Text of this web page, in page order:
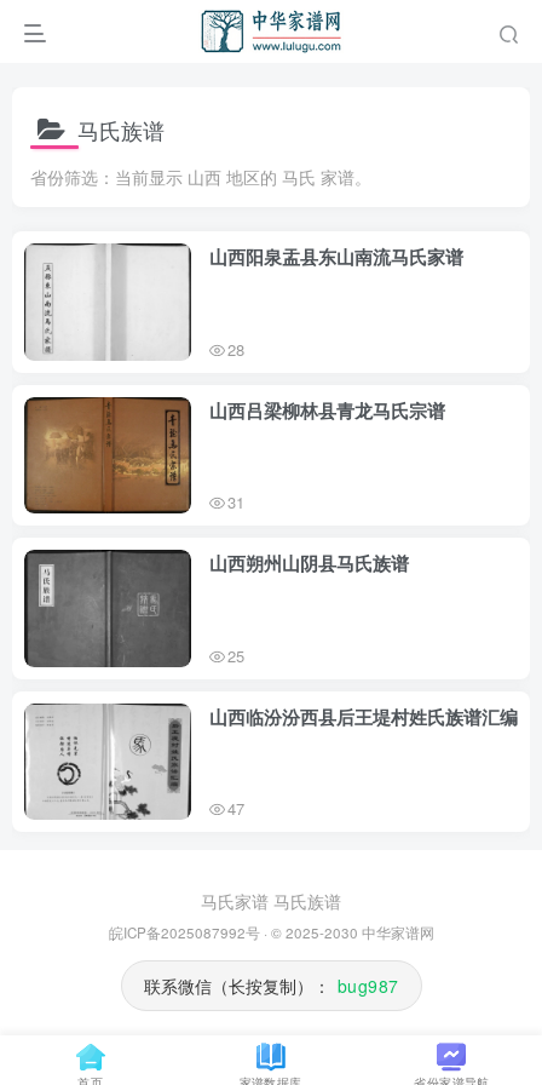
马氏族谱
省份筛选：当前显示 山西 地区的 马氏 家谱。
山西阳泉盂县东山南流马氏家谱
28
山西吕梁柳林县青龙马氏宗谱
31
山西朔州山阴县马氏族谱
25
山西临汾汾西县后王堤村姓氏族谱汇编
47
马氏家谱 马氏族谱
皖ICP备2025087992号· © 2025-2030 中华家谱网
联系微信（长按复制）： bug987